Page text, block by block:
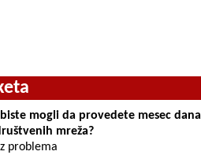
mogli da provedete mesec dana
mreža?
problema